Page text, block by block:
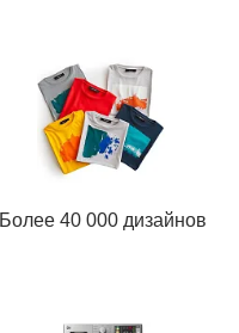
Более 40 000 дизайнов